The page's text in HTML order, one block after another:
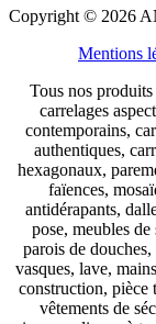
Copyright © 2026
Mentions
Tous nos
carrelages
contemporains,
authentiques,
hexagonaux,
faïences,
antidérapants,
pose, meubles
parois de
vasques, lave,
construction, pièce
vêtements de